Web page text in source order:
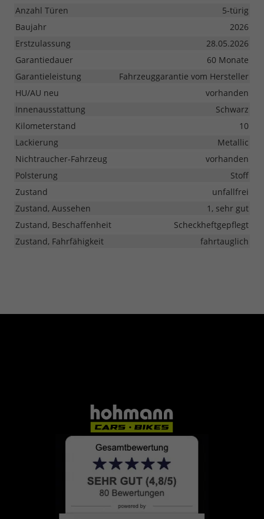
Anzahl Türen
5-türig
Baujahr
2026
Erstzulassung
28.05.2026
Garantiedauer
60 Monate
Garantieleistung
Fahrzeuggarantie vom Hersteller
HU/AU neu
vorhanden
Innenausstattung
Schwarz
Kilometerstand
10
Lackierung
Metallic
Nichtraucher-Fahrzeug
vorhanden
Polsterung
Stoff
Zustand
unfallfrei
Zustand, Aussehen
1, sehr gut
Zustand, Beschaffenheit
Scheckheftgepflegt
Zustand, Fahrfähigkeit
fahrtauglich